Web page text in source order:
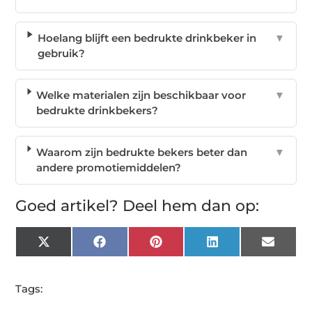
Hoelang blijft een bedrukte drinkbeker in
gebruik?
▼
Welke materialen zijn beschikbaar voor
bedrukte drinkbekers?
▼
Waarom zijn bedrukte bekers beter dan
andere promotiemiddelen?
▼
Goed artikel? Deel hem dan op:
X
(Twitter)
FacebookPinterest LinkedIn Email
Tags: